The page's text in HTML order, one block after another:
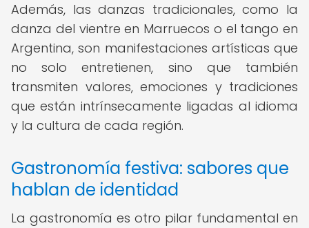
Además, las danzas tradicionales, como la
danza del vientre en Marruecos o el tango en
Argentina, son manifestaciones artísticas que
no solo entretienen, sino que también
transmiten valores, emociones y tradiciones
que están intrínsecamente ligadas al idioma
y la cultura de cada región.
Gastronomía festiva: sabores que
hablan de identidad
La gastronomía es otro pilar fundamental en